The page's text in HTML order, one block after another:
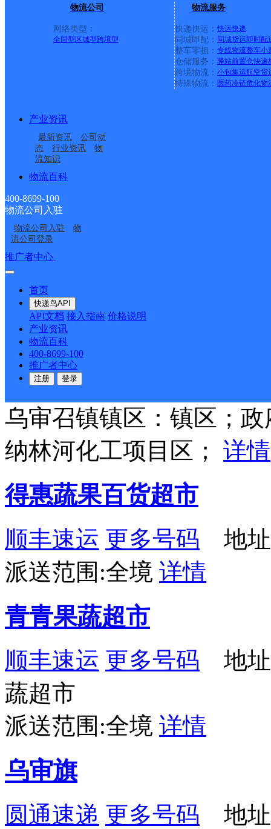
物流公司
网络类型：
全国型 区域型跨境型
物流服务
快递快运： 快运快递
同城即配： 同城货运即时配
整车零担： 专线物流整车小
仓储服务： 驿站前置仓快递
跨境物流： 小包集运航空货
特殊物流： 医药冷链危化物
产业资讯
最新资讯
公司动
态
行业资讯
物
流知识
物流百科
400-8699-100
物流公司入驻
物流公司入驻
物
流公司登录
推广者中心
首页
快递鸟API
API文档 接入指南 价格说明
产业资讯
物流百科
400-8699-100
推广者中心
注册 登录
其生活超市
详情
乌审旗一分部
百世快递
审旗嘎鲁图镇鸿沁路南
派送范围:县城（嘎鲁图
东；锡尼路；街西；巴
乌素；巴音路东；巴音
路；萨拉乌苏街；鸿沁
里格街；达布察克路；
街； 图克镇：{葫芦素
乌审召镇镇区：镇区；
纳林河化工项目区； 详情
得惠蔬果百货超市
顺丰速运 更多号码 地址
派送范围:全境 详情
青青果蔬超市
顺丰速运 更多号码 地址
蔬超市
派送范围:全境 详情
乌审旗
圆通速递 更多号码 地址